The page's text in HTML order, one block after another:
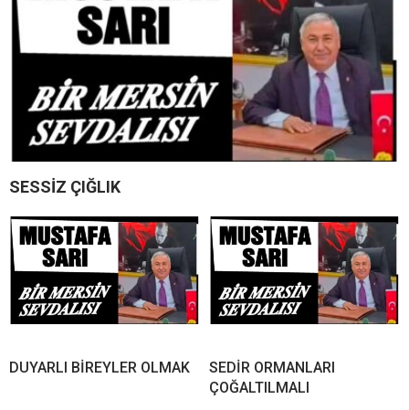
SESSİZ ÇIĞLIK
DUYARLI BİREYLER OLMAK
SEDİR ORMANLARI
ÇOĞALTILMALI